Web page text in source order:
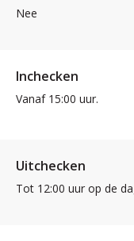
Nee
Inchecken
Vanaf 15:00 uur.
Uitchecken
Tot 12:00 uur op de